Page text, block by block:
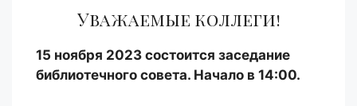
Уважаемые коллеги!
15 ноября 2023 состоится заседание
библиотечного совета. Начало в 14:00.